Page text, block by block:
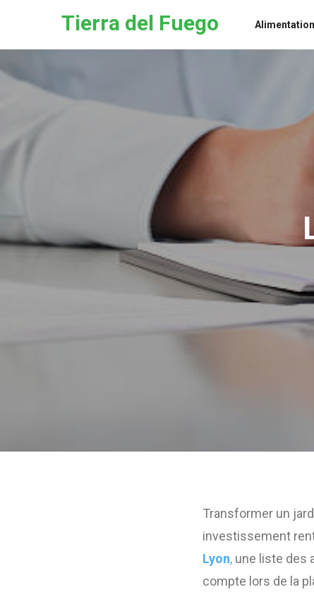
Tierra del Fuego Alimentation
Transformer un
investissement
Lyon, une liste des
compte lors de la